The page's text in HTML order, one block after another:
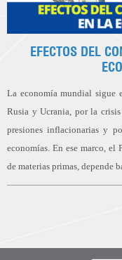
EFECTOS DEL
La economía mundial sigue
Rusia y Ucrania, por la
presiones inflacionarias y
economías. En ese marco, el
de materias primas, depende